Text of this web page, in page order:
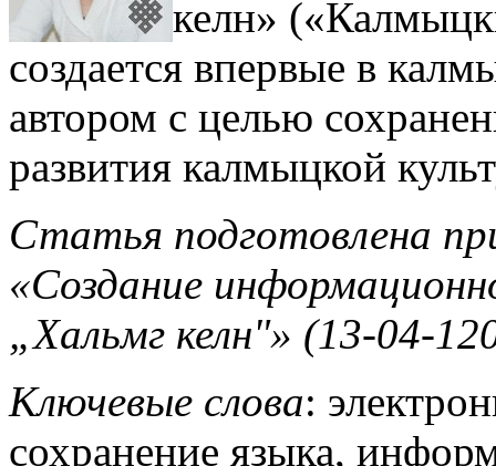
келн»
создается впервые в
автором с целью
развития калмыцкой
Статья подготовлена
«Создание
„Хальмг келн"» (13-04-
Ключевые слова:
сохранение языка,